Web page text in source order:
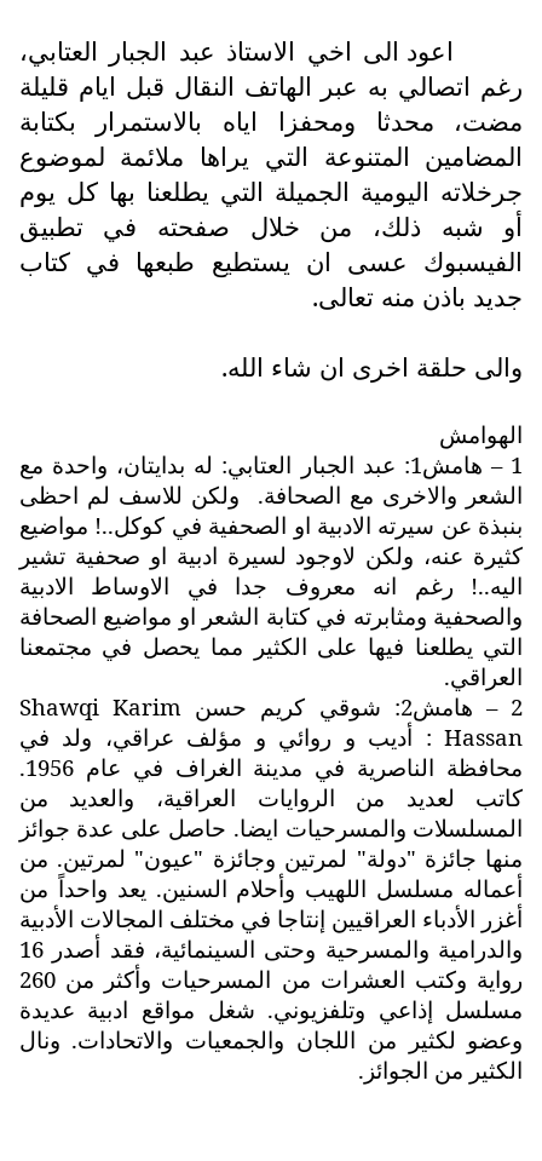
اعود الى اخي الاستاذ عبد الجبار العتابي،
رغم اتصالي به عبر الهاتف النقال قبل ايام قليلة
مضت، محدثا ومحفزا اياه بالاستمرار بكتابة
المضامين المتنوعة التي يراها ملائمة لموضوع
جرخلاته اليومية الجميلة التي يطلعنا بها كل يوم
أو شبه ذلك، من خلال صفحته في تطبيق
الفيسبوك عسى ان يستطيع طبعها في كتاب
جديد باذن منه تعالى.
والى حلقة اخرى ان شاء الله.
الهوامش
1 – هامش1: عبد الجبار العتابي: له بدايتان، واحدة مع
الشعر والاخرى مع الصحافة.
ولكن للاسف لم احظى
بنبذة عن سيرته الادبية او الصحفية في كوكل..! مواضيع
كثيرة عنه، ولكن لاوجود لسيرة ادبية او صحفية تشير
اليه..! رغم انه معروف جدا في الاوساط الادبية
والصحفية ومثابرته في كتابة الشعر او مواضيع الصحافة
التي يطلعنا فيها على الكثير مما يحصل في مجتمعنا
العراقي.
2 – هامش2: شوقي كريم حسن
Shawqi Karim
Hassan: أديب و روائي و مؤلف عراقي، ولد في
محافظة الناصرية في مدينة الغراف في عام 1956.
كاتب لعديد من الروايات العراقية، والعديد من
المسلسلات والمسرحيات ايضا. حاصل على عدة جوائز
منها جائزة "دولة" لمرتين وجائزة "عيون" لمرتين. من
أعماله مسلسل اللهيب وأحلام السنين. يعد واحداً من
أغزر الأدباء العراقيين إنتاجا في مختلف المجالات الأدبية
والدرامية والمسرحية وحتى السينمائية، فقد أصدر 16
رواية وكتب العشرات من المسرحيات وأكثر من 260
مسلسل إذاعي وتلفزيوني. شغل مواقع ادبية عديدة
وعضو لكثير من اللجان والجمعيات والاتحادات. ونال
الكثير من الجوائز.